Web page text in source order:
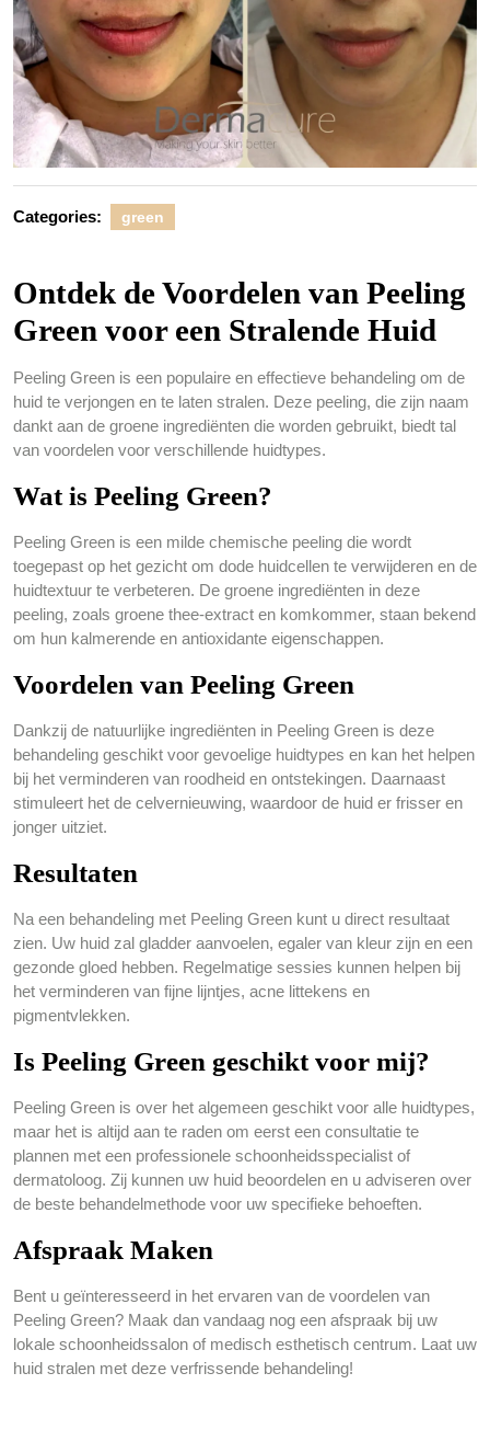
Categories: green
Ontdek de Voordelen van Peeling
Green voor een Stralende Huid
Peeling Green is een populaire en effectieve behandeling om de
huid te verjongen en te laten stralen. Deze peeling, die zijn naam
dankt aan de groene ingrediënten die worden gebruikt, biedt tal
van voordelen voor verschillende huidtypes.
Wat is Peeling Green?
Peeling Green is een milde chemische peeling die wordt
toegepast op het gezicht om dode huidcellen te verwijderen en de
huidtextuur te verbeteren. De groene ingrediënten in deze
peeling, zoals groene thee-extract en komkommer, staan bekend
om hun kalmerende en antioxidante eigenschappen.
Voordelen van Peeling Green
Dankzij de natuurlijke ingrediënten in Peeling Green is deze
behandeling geschikt voor gevoelige huidtypes en kan het helpen
bij het verminderen van roodheid en ontstekingen. Daarnaast
stimuleert het de celvernieuwing, waardoor de huid er frisser en
jonger uitziet.
Resultaten
Na een behandeling met Peeling Green kunt u direct resultaat
zien. Uw huid zal gladder aanvoelen, egaler van kleur zijn en een
gezonde gloed hebben. Regelmatige sessies kunnen helpen bij
het verminderen van fijne lijntjes, acne littekens en
pigmentvlekken.
Is Peeling Green geschikt voor mij?
Peeling Green is over het algemeen geschikt voor alle huidtypes,
maar het is altijd aan te raden om eerst een consultatie te
plannen met een professionele schoonheidsspecialist of
dermatoloog. Zij kunnen uw huid beoordelen en u adviseren over
de beste behandelmethode voor uw specifieke behoeften.
Afspraak Maken
Bent u geïnteresseerd in het ervaren van de voordelen van
Peeling Green? Maak dan vandaag nog een afspraak bij uw
lokale schoonheidssalon of medisch esthetisch centrum. Laat uw
huid stralen met deze verfrissende behandeling!